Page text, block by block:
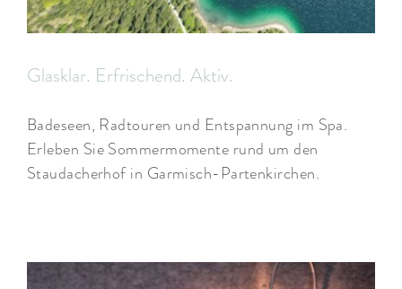
Glasklar. Erfrischend. Aktiv.
Badeseen, Radtouren und Entspannung im Spa.
Erleben Sie Sommermomente rund um den
Staudacherhof in Garmisch-Partenkirchen.